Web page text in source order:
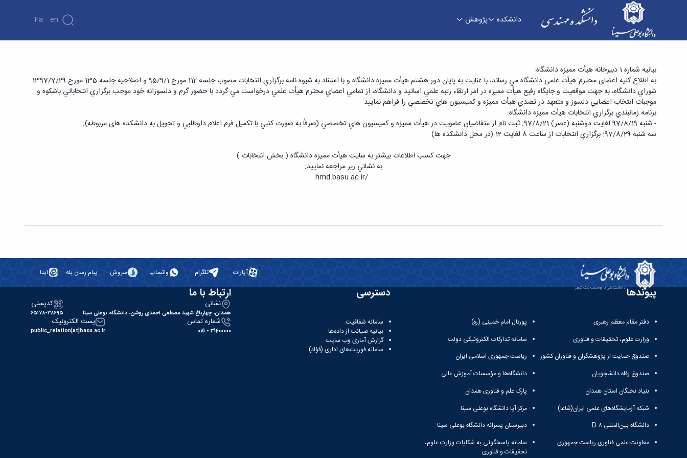
دانشکده پژوهش Fa En
برگزاری انتخابات اعضای هیأت ممیزه و کمیسیون های تخصصی وابسته - دانشکده فنی و مهندسی
بیانیه شماره 1 دبیرخانه هیأت ممیزه دانشگاه:
به اطلاع کلیه اعضای محترم هیأت علمی دانشگاه مي رساند، با عنايت به پايان دور هشتم هيأت مميزه دانشگاه و با استناد به شيوه نامه برگزاري انتخابات مصوب جلسه 112 مورخ 95/9/1 و اصلاحیه جلسه 135 مورخ 1397/7/29
شوراي دانشگاه، به جهت موقعيت و جايگاه رفيع هيأت مميزه در امر ارتقاء رتبه علمي اساتید و دانشگاه، از تمامي اعضاي محترم هيأت علمي درخواست مي گردد با حضور گرم و دلسوزانه خود موجب برگزاري انتخاباتي باشكوه و
موجبات انتخاب اعضايي دلسوز و متعهد در تصدي هيأت مميزه و كميسيون هاي تخصصي را فراهم نمایید.
برنامه زمانبندي برگزاري انتخابات هيأت مميزه دانشگاه:
- شنبه 97/8/19 لغايت دوشنبه (عصر) 97/8/21: ثبت نام از متقاضيان عضويت در هيأت مميزه و كميسيون هاي تخصصي (صرفاً به صورت كتبي با تكميل فرم اعلام داوطلبي و تحویل به دانشکده های مربوطه).
سه شنبه 97/8/29: برگزاري انتخابات از ساعت 8 لغايت 12 (در محل دانشكده ها)
جهت كسب اطلاعات بيشتر به سايت هيأت مميزه دانشگاه ( بخش انتخابات )
به نشاني زير مراجعه نماييد:
/hmd.basu.ac.ir
آپارات تلگرام واتساپ سروش پیام رسان بله ایتا
پیوندها
دفتر مقام معظم رهبری
وزارت علوم، تحقیقات و فناوری
صندوق حمایت از پژوهشگران و فناوران کشور
صندوق رفاه دانشجویان
بنیاد نخبگان استان همدان
شبکه آزمایشگاه‌های علمی ایران(شاعا)
دانشگاه بین‌المللی D-۸
معاونت علمی فناوری ریاست جمهوری
پورتال امام خمینی (ره)
سامانه تدارکات الکترونیکی دولت
ریاست جمهوری اسلامی ایران
دانشگاه‌ها و مؤسسات آموزش عالی
پارک علم و فناوری همدان
مرکز آپا دانشگاه بوعلی سینا
دبیرستان پسرانه دانشگاه بوعلی سینا
سامانه پاسخگوئی به شکایات وزارت علوم،
تحقیقات و فناوری
دسترسی
سامانه شفافیت
بیانیه صیانت از داده‌ها
گزارش آماری وب‌ سایت
سامانه فوریت‌های اداری (فؤاد)
ارتباط با ما
نشانی
همدان، چهارباغ شهید مصطفی احمدی روشن، دانشگاه بوعلی سینا
کدپستی
۶۵۱۷۸-۳۸۶۹۵
شماره تماس
31400000 - 081
پست الکترونیک
public_relation[at]basu.ac.ir